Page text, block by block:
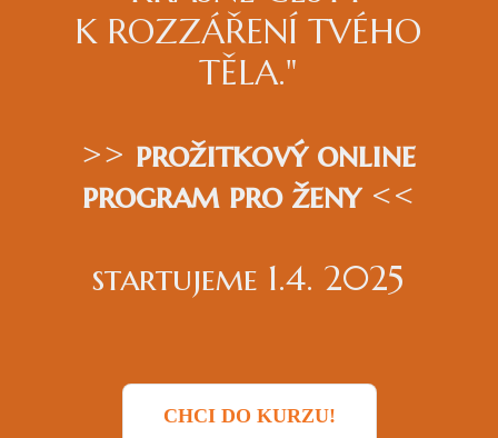
K ROZZÁŘENÍ TVÉHO
TĚLA."
>> prožitkový online
program pro ženy<<
startujeme 1.4. 2025
CHCI DO KURZU!